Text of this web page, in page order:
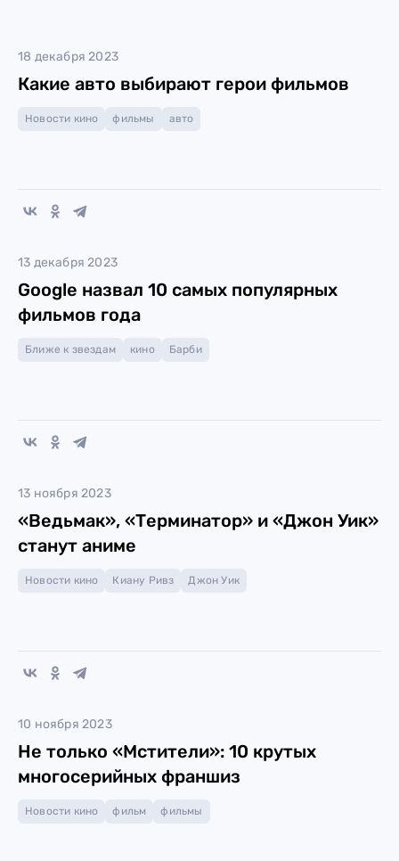
18 декабря 2023
Какие авто выбирают герои фильмов
Новости кино фильмы авто
13 декабря 2023
Google назвал 10 самых популярных
фильмов года
Ближе к звездам кино Барби
13 ноября 2023
«Ведьмак», «Терминатор» и «Джон Уик»
станут аниме
Новости кино Киану Ривз Джон Уик
10 ноября 2023
Не только «Мстители»: 10 крутых
многосерийных франшиз
Новости кино фильм фильмы